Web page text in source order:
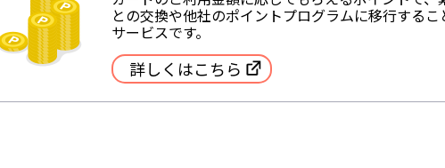
との交換や他社のポイントプログラムに移行するこ
サービスです。
詳しくはこちら